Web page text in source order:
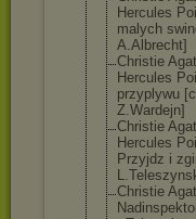
Hercules
malych
A.Albrecht]
Christie
Hercules
przyplywu
Z.Wardejn]
Christie
Hercules
Przyjdz i
Christie